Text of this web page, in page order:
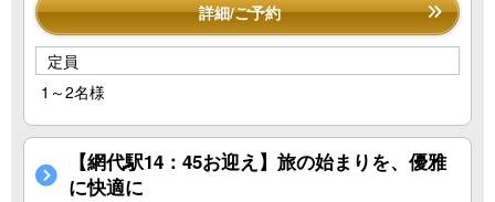
詳細/ご予約
定員
1～2名様
【網代駅14：45お迎え】旅の始まりを、優雅
に快適に